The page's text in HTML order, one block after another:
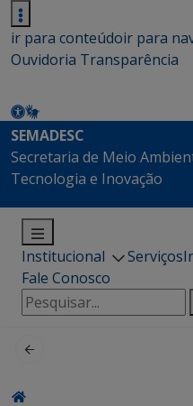
ir para conteúdoir para
Ouvidoria Transparência
SEMADESC
Secretaria de Meio
Tecnologia e Inovação
Institucional Serviços
Fale Conosco
Pesquisar
por: